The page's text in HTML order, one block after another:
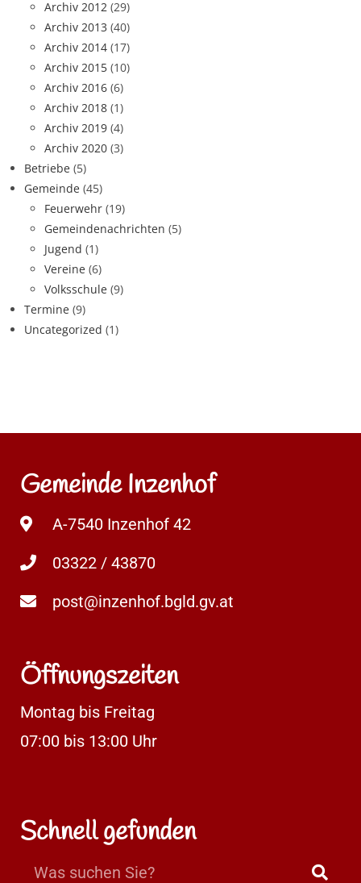
Archiv 2012 (29)
Archiv 2013 (40)
Archiv 2014 (17)
Archiv 2015 (10)
Archiv 2016 (6)
Archiv 2018 (1)
Archiv 2019 (4)
Archiv 2020 (3)
Betriebe (5)
Gemeinde (45)
Feuerwehr (19)
Gemeindenachrichten (5)
Jugend (1)
Vereine (6)
Volksschule (9)
Termine (9)
Uncategorized (1)
Gemeinde Inzenhof
A-7540 Inzenhof 42
03322 / 43870
post@inzenhof.bgld.gv.at
Öffnungszeiten
Montag bis Freitag
07:00 bis 13:00 Uhr
Schnell gefunden